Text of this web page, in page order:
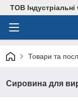
ТОВ
Товари та
Сировина для